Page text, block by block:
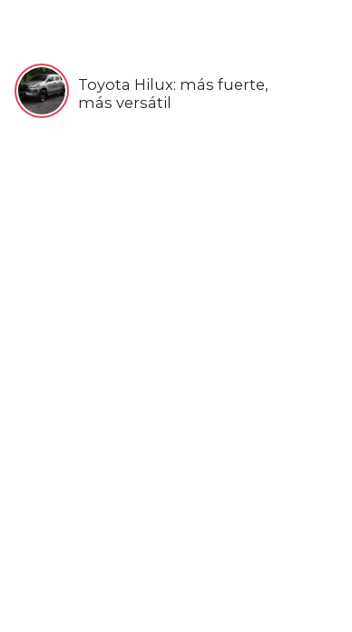
Toyota Hilux: más fuerte,
más versátil